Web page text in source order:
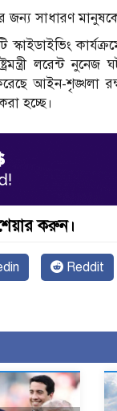
জন্য সাধারণ
স্কাইডাইভিং
লরেন্ট নুনেজ
আইন-শৃঙ্খলা
হচ্ছে।
করুন।
Reddit